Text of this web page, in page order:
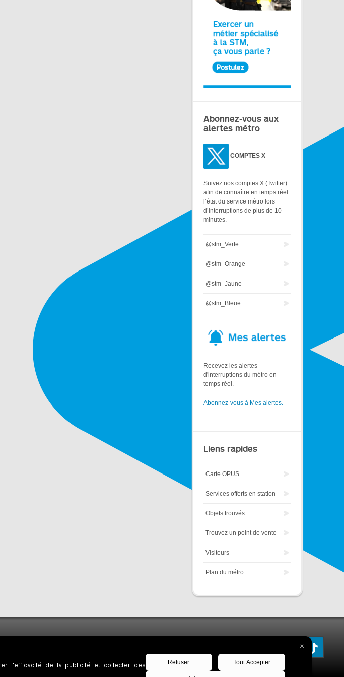
Abonnez-vous aux
alertes métro
COMPTES X
Suivez nos comptes X (Twitter)
afin de connaître en temps réel
l’état du service métro lors
d’interruptions de plus de 10
minutes.
@stm_Verte
@stm_Orange
@stm_Jaune
@stm_Bleue
Recevez les alertes
d'interruptions du métro en
temps réel.
Abonnez-vous à Mes alertes.
Liens rapides
Carte OPUS
Services offerts en station
Objets trouvés
Trouvez un point de vente
Visiteurs
Plan du métro